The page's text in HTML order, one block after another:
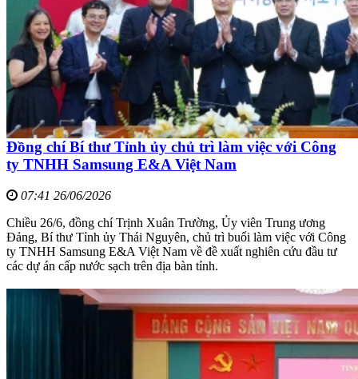
Đồng chí Bí thư Tỉnh ủy chủ trì làm việc với Công
ty TNHH Samsung E&A Việt Nam
07:41 26/06/2026
Chiều 26/6, đồng chí Trịnh Xuân Trường, Ủy viên Trung ương
Đảng, Bí thư Tỉnh ủy Thái Nguyên, chủ trì buổi làm việc với Công
ty TNHH Samsung E&A Việt Nam về đề xuất nghiên cứu đầu tư
các dự án cấp nước sạch trên địa bàn tỉnh.